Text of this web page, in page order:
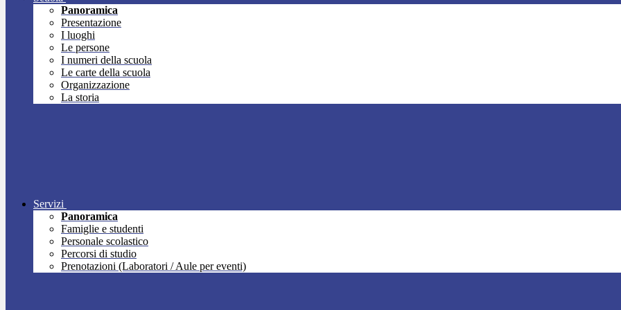
Panoramica
Presentazione
I luoghi
Le persone
I numeri della scuola
Le carte della scuola
Organizzazione
La storia
Servizi
Panoramica
Famiglie e studenti
Personale scolastico
Percorsi di studio
Prenotazioni (Laboratori / Aule per eventi)